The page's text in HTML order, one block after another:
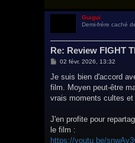
Guigui
Demi-frère caché
Re: Review FIGHT
M
s
a
g
02 févr. 2026, 13:32
Je suis bien d'accord
film. Moyen peut-être
vrais moments cultes
J'en profite pour
le film :
https://youtu.be/